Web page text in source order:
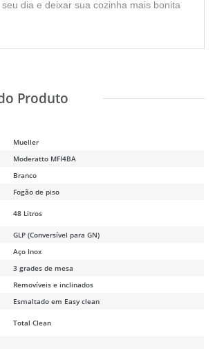
dia e deixar sua cozinha mais bonita
Mueller
Moderatto MFI4BA
Branco
Fogão de piso
48 Litros
GLP (Conversível para GN)
Aço Inox
3 grades de mesa
Removíveis e inclinados
Esmaltado em Easy clean
Total Clean